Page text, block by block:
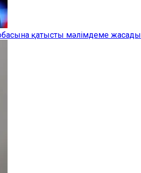
қатысты мәлімдеме жасады